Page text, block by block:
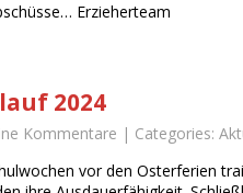
Erzieherteam
2024
Kommentare | Categories:
vor den Osterferien